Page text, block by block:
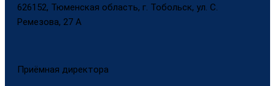
626152, Тюменская область, г. Тобольск, ул. С.
Ремезова, 27 А
Приёмная директора